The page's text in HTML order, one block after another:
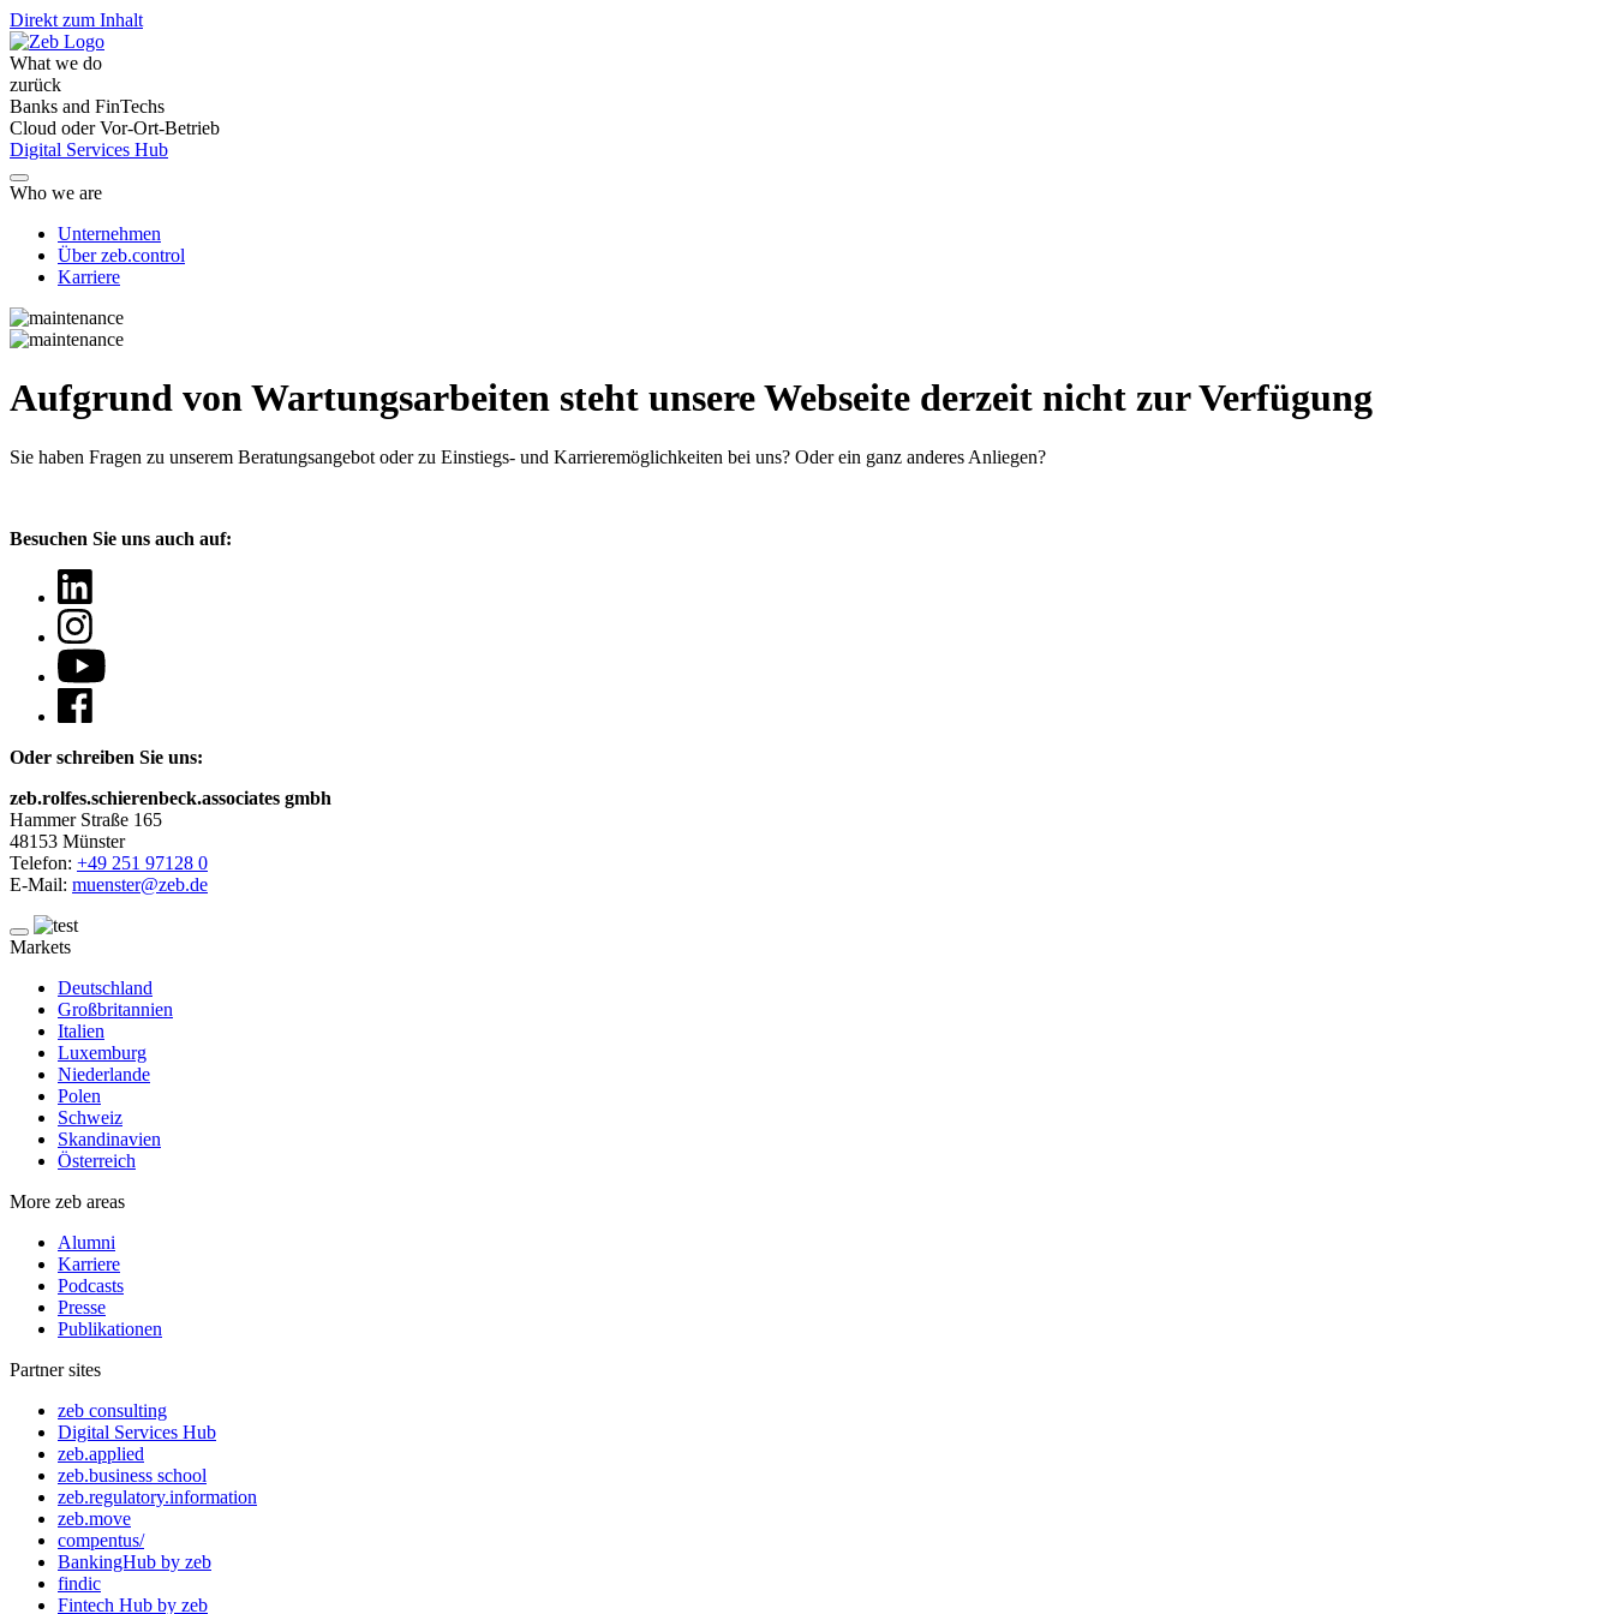
Direkt zum Inhalt
What we do
zurück
Banks and FinTechs
Cloud oder Vor-Ort-Betrieb
Digital Services Hub
Who we are
Unternehmen
Über zeb.control
Karriere
Aufgrund von Wartungsarbeiten steht unsere Webseite derzeit nicht zur Verfügung
Sie haben Fragen zu unserem Beratungsangebot oder zu Einstiegs- und Karrieremöglichkeiten bei uns? Oder ein ganz anderes Anliegen?
Besuchen Sie uns auch auf:
Oder schreiben Sie uns:
zeb.rolfes.schierenbeck.associates gmbh
Hammer Straße 165
48153 Münster
Telefon: +49 251 97128 0
E-Mail: muenster@zeb.de
Markets
Deutschland
Großbritannien
Italien
Luxemburg
Niederlande
Polen
Schweiz
Skandinavien
Österreich
More zeb areas
Alumni
Karriere
Podcasts
Presse
Publikationen
Partner sites
zeb consulting
Digital Services Hub
zeb.applied
zeb.business school
zeb.regulatory.information
zeb.move
compentus/
BankingHub by zeb
findic
Fintech Hub by zeb